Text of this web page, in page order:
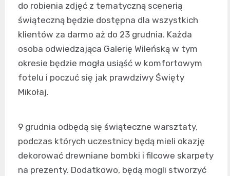
do robienia zdjęć z tematyczną scenerią
świąteczną będzie dostępna dla wszystkich
klientów za darmo aż do 23 grudnia. Każda
osoba odwiedzająca Galerię Wileńską w tym
okresie będzie mogła usiąść w komfortowym
fotelu i poczuć się jak prawdziwy Święty
Mikołaj.
9 grudnia odbędą się świąteczne warsztaty,
podczas których uczestnicy będą mieli okazję
dekorować drewniane bombki i filcowe skarpety
na prezenty. Dodatkowo, będą mogli stworzyć